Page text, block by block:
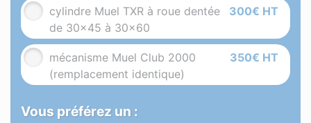
cylindre Muel TXR à roue dentée
de 30x45 à 30x60
300€ HT
mécanisme Muel Club 2000
(remplacement identique)
350€ HT
Vous préférez un :